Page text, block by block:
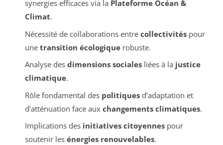
synergies efficaces via la Plateforme Océan &
Climat.
Nécessité de collaborations entre collectivitéspour
une transition écologiquerobuste.
Analyse des dimensions socialesliées à la justice
climatique.
Rôle fondamental des politiquesd’adaptation et
d’atténuation face aux changements climatiques.
Implications des initiatives citoyennespour
soutenir les énergies renouvelables.